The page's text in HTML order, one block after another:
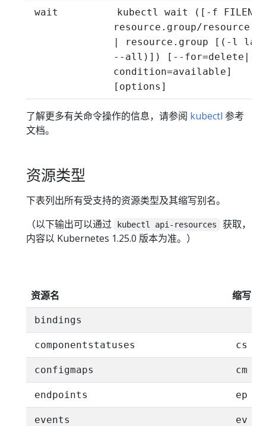
wait
kubectl wait ([-f
resource.group/
| resource.group [(-l
--all)]) [--for=delete|--
condition=available]
[options]
了解更多有关命令操作的信息，请参阅 kubectl 参考
文档。
资源类型
下表列出所有受支持的资源类型及其缩写别名。
（以下输出可以通过
kubectl api-resources
获取，
内容以 Kubernetes 1.25.0 版本为准。）
资源名 缩写名
bindings
componentstatuses cs
configmaps cm
endpoints ep
events ev